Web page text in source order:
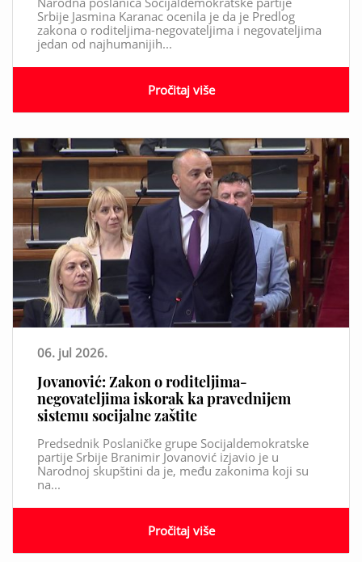
Srbije Jasmina Karanac ocenila je da je Predlog
zakona o roditeljima-negovateljima i negovateljima
jedan od najhumanijih...
Pročitaj više
06. jul 2026.
Jovanović: Zakon o roditeljima-
negovateljima iskorak ka pravednijem
sistemu socijalne zaštite
Predsednik Poslaničke grupe Socijaldemokratske
partije Srbije Branimir Jovanović izjavio je u
Narodnoj skupštini da je, među zakonima koji su
na...
Pročitaj više